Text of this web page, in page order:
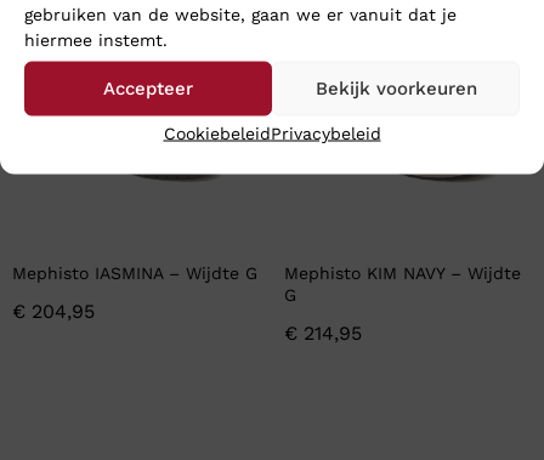
gebruiken van de website, gaan we er vanuit dat je
hiermee instemt.
Accepteer Bekijk voorkeuren
CookiebeleidPrivacybeleid
Mephisto IASMINA – Wijdte G
€ 204,95
Mephisto KIM NAVY – Wijdte
G
€ 214,95